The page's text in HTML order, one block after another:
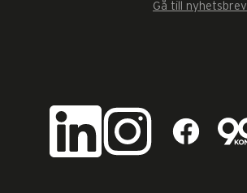
Gå till nyhetsbrev